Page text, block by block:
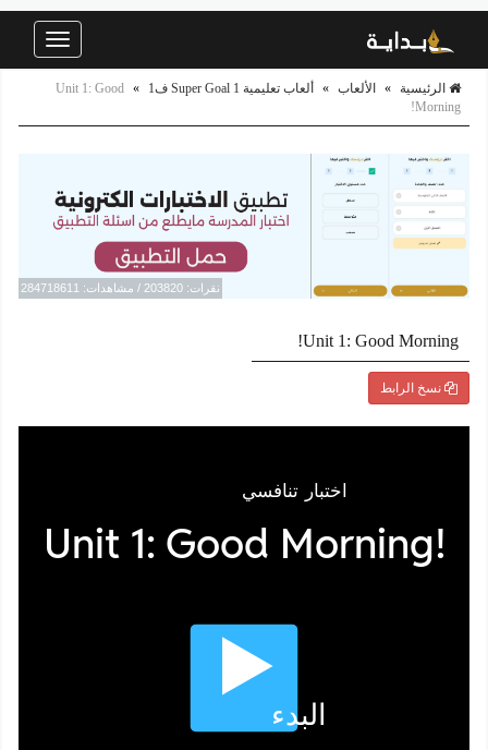
Toggle
الرئيسية » الألعاب » ألعاب تعليمية Super Goal 1 ف1 »
Unit 1: Good
Morning!
نقرات: 203820 / مشاهدات: 284718611
Unit 1: Good Morning!
نسخ الرابط